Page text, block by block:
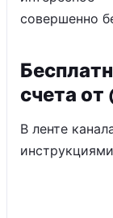
совершенно
счета от
В ленте